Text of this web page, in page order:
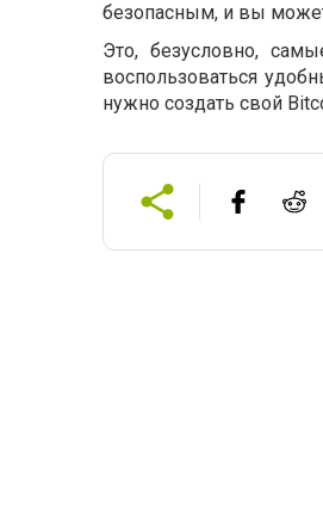
безопасным, и вы
Это, безусловно,
воспользоваться
нужно создать свой